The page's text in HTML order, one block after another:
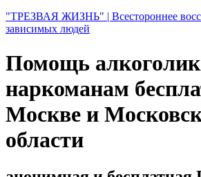
"ТРЕЗВАЯ ЖИЗНЬ" | Всестороннее
зависимых людей
Помощь
наркоманам
Москве и
области